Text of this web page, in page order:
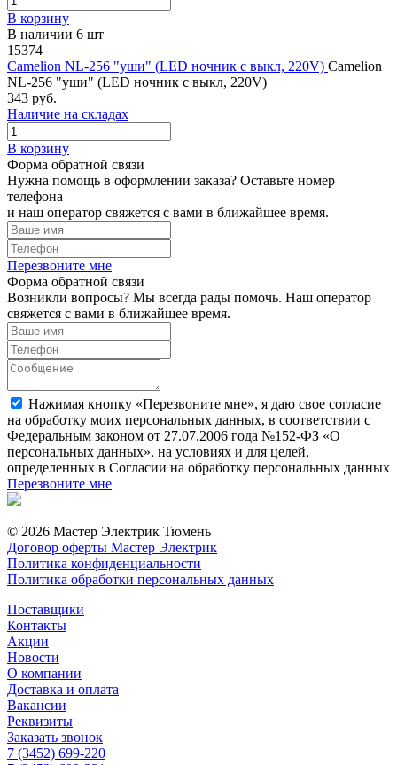
В корзину
В наличии 6 шт
15374
Camelion NL-256 "уши" (LED ночник с выкл, 220V) Camelion
NL-256 "уши" (LED ночник с выкл, 220V)
343 руб.
Наличие на складах
В корзину
Форма обратной связи
Нужна помощь в оформлении заказа? Оставьте номер
телефона
и наш оператор свяжется с вами в ближайшее время.
Перезвоните мне
Форма обратной связи
Возникли вопросы? Мы всегда рады помочь. Наш оператор
свяжется с вами в ближайшее время.
Нажимая кнопку «Перезвоните мне», я даю свое согласие
на обработку моих персональных данных, в соответствии с
Федеральным законом от 27.07.2006 года №152-ФЗ «О
персональных данных», на условиях и для целей,
определенных в Согласии на обработку персональных данных
Перезвоните мне
© 2026 Мастер Электрик Тюмень
Договор оферты Мастер Электрик
Политика конфиденциальности
Политика обработки персональных данных
Поставщики
Контакты
Акции
Новости
О компании
Доставка и оплата
Вакансии
Реквизиты
Заказать звонок
7 (3452) 699-220